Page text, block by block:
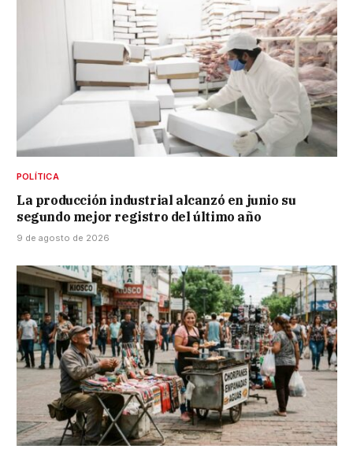
POLÍTICA
La producción industrial alcanzó en junio su
segundo mejor registro del último año
9 de agosto de 2026